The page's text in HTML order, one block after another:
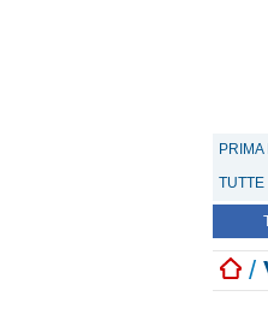
PRIMA
TUTTE
/